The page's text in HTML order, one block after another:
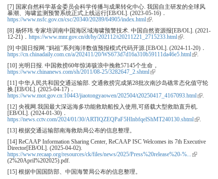
[7] 国家自然科学基金委员会科学传播与成果转化中心. 我国自主研发的全球风
暴潮、海啸监测预警系统正式上线运行[EB/OL]. (2023-05-16)．
https://www.nsfc.gov.cn/csc/20340/20289/64905/index.html(link is external)
.
[8] 杨怀玮.专家培训南中国海区域海啸预警技术. 中国自然资源报[EB/OL]. (2021-
12-21)． https://www.mnr.gov.cn/dt/hy/202112/t20211221_2715233.html(link is external)
.
[9] 中国日报网.“妈祖”系列海洋数值预报模式代码开源.[EB/OL]. (2024-11-20)．
https://cn.chinadaily.com.cn/a/202411/20/WS673d7d16a310b59111da46e5.html(link is
.
[10] 光明日报. 中国救捞60年惊涛骇浪中挽救57145个生命，
https://www.chinanews.com/sh/2011/08-25/3282647_2.shtml(link is external)
[11] 中华人民共和国交通运输部. 交通救捞完成第28批次南沙岛礁常态化值守轮
换.[EB/OL]. (2025-04-17)．
https://www.mot.gov.cn:10443/jiaotongyaowen/202504/t20250417_4167093.html(link is
.
[12] 央视网.我国最大深远海多功能救助船投入使用,可搭载大型救助直升机.
[EB/OL]. (2024-01-30)．
https://news.cctv.com/2024/01/30/ARTIQZEQPaF5HlnbfqelShMT240130.shtml(link is
.
[13] 根据交通运输部南海救助局公布的信息整理。
[14] ReCAAP Information Sharing Center, ReCAAP ISC Welcomes its 7th Executive
Director[EB/OL]. (2025-04-02).
https://www.recaap.org/resources/ck/files/news/2025/Press%20release%20-%... (link is
(2%20April%202025).pdf.
[15] 根据中国国防部、中国海警局公布的信息整理。